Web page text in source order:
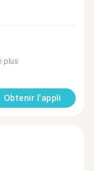
plus
Obtenir l'appli